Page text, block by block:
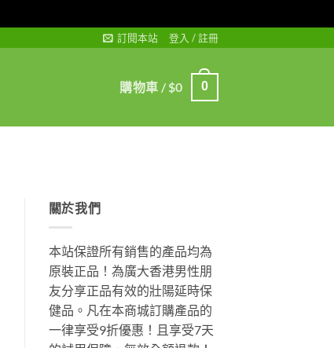
訂閱本站 登入 / 註冊
購物車 /$0 0
關於我們
本站保證所有銷售的產品均為
原裝正品！為廣大香港男性朋
友分享正品有效的壯陽延時保
健品。凡在本商城訂購產品的
一律享受9折優惠！且享受7天